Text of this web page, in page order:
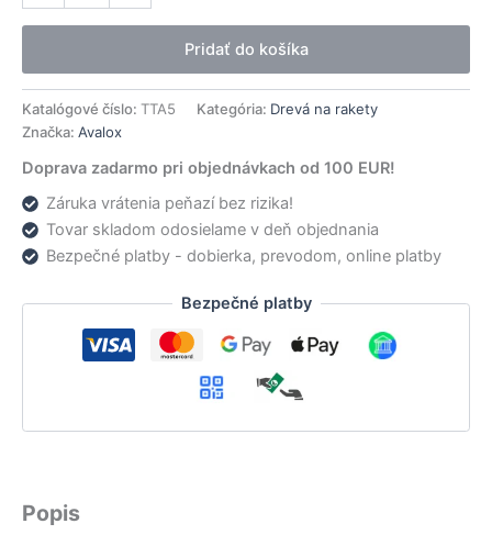
Pridať do košíka
Katalógové číslo: TTA5 Kategória: Drevá na rakety
Značka: Avalox
Doprava zadarmo pri objednávkach od 100 EUR!
Záruka vrátenia peňazí bez rizika!
Tovar skladom odosielame v deň objednania
Bezpečné platby - dobierka, prevodom, online platby
Bezpečné platby
Popis